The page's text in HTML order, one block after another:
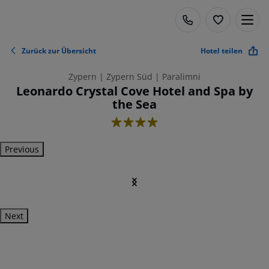
Zurück zur Übersicht Hotel teilen
Zypern | Zypern Süd | Paralimni
Leonardo Crystal Cove Hotel and Spa by
the Sea
4
Previous
Next